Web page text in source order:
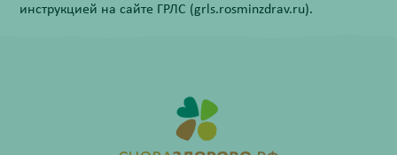
инструкцией на сайте ГРЛС (grls.rosminzdrav.ru).